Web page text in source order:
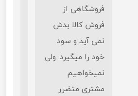
فروشگاهی از
فروش کالا بدش
نمی آید و سود
خود را میگیرد. ولی
نمیخواهیم
مشتری متضرر